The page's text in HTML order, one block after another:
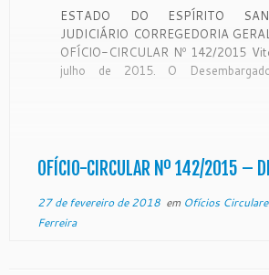
ESTADO DO ESPÍRITO
JUDICIÁRIO CORREGEDORIA
OFÍCIO-CIRCULAR Nº 142/2015
julho de 2015. O
dispõe sobre a […]
OFÍCIO-CIRCULAR Nº 142/2015 –
27 de fevereiro de 2018em Ofícios
Ferreira